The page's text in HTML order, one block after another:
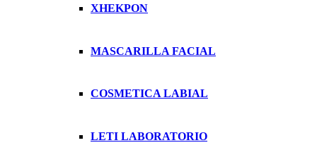
XHEKPON
MASCARILLA FACIAL
COSMETICA LABIAL
LETI LABORATORIO